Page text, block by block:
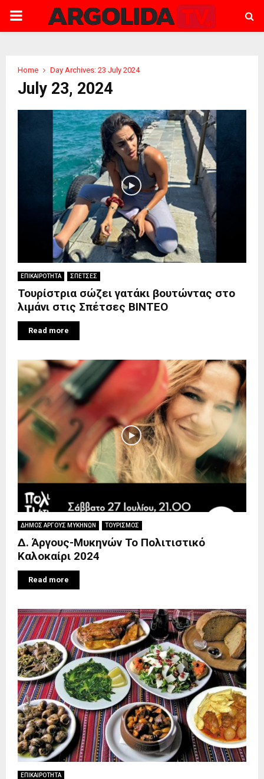
PRIMARY
Home Day Archives: 23 July 2024
July 23, 2024
ΕΠΙΚΑΙΡΟΤΗΤΑ ΣΠΕΤΣΕΣ
Τουρίστρια σώζει γατάκι βουτώντας στο
λιμάνι στις Σπέτσες BINTEO
Read more
ΔΗΜΟΣ ΑΡΓΟΥΣ ΜΥΚΗΝΩΝ ΤΟΥΡΙΣΜΟΣ
Δ. Άργους-Μυκηνών Το Πολιτιστικό
Καλοκαίρι 2024
Read more
ΕΠΙΚΑΙΡΟΤΗΤΑ